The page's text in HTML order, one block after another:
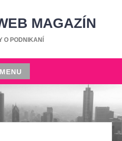
MAGAZÍN
O PODNIKANÍ
MENU